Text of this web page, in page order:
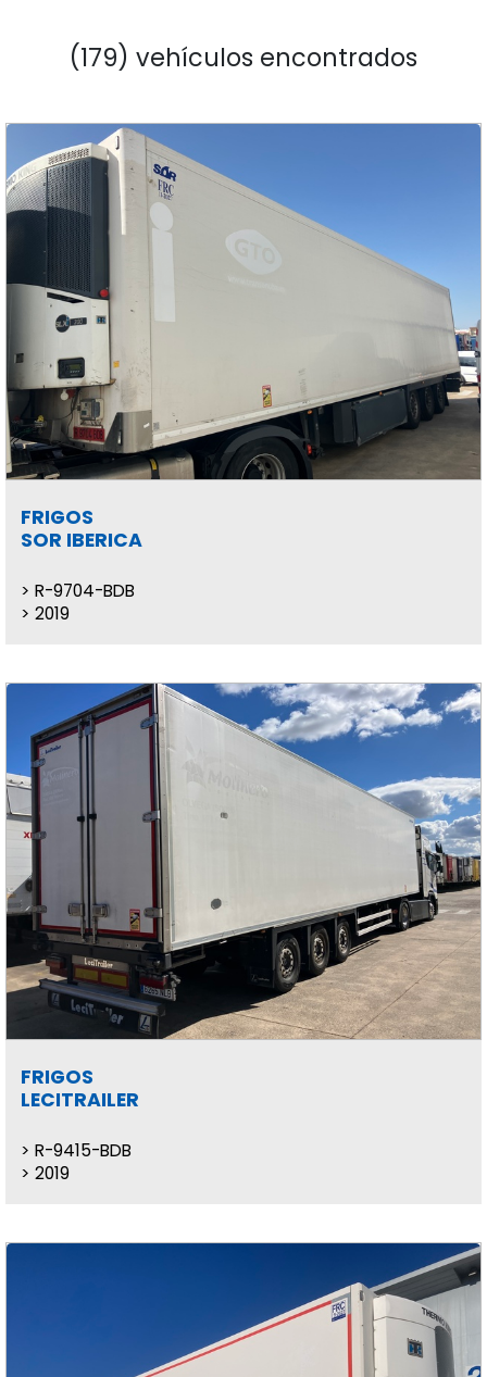
(179) vehículos encontrados
FRIGOS
SOR IBERICA
R-9704-BDB
2019
FRIGOS
LECITRAILER
R-9415-BDB
2019